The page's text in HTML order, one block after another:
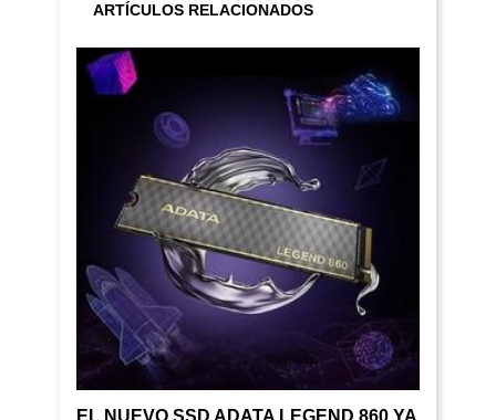
ARTÍCULOS RELACIONADOS
EL NUEVO SSD ADATA LEGEND 860 YA